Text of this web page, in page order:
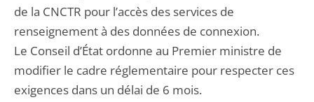
de la CNCTR pour l’accès des services de
renseignement à des données de connexion.
Le Conseil d’État ordonne au Premier ministre de
modifier le cadre réglementaire pour respecter ces
exigences dans un délai de 6 mois.